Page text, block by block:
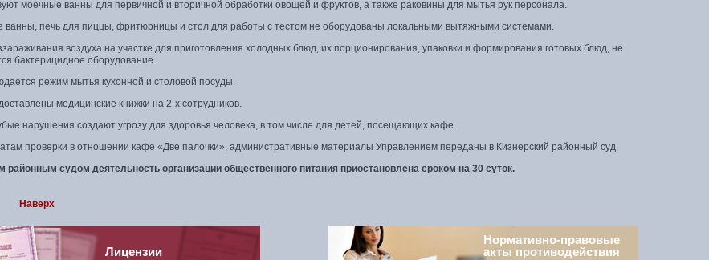
моечные ванны для первичной и вторичной обработки овощей и фруктов, а также раковины для мытья рук персонала.
ванны, печь для пиццы, фритюрницы и стол для работы с тестом не оборудованы локальными вытяжными системами.
воздуха на участке для приготовления холодных блюд, их порционирования, упаковки и формирования готовых блюд, не
бактерицидное оборудование.
режим мытья кухонной и столовой посуды.
медицинские книжки на 2-х сотрудников.
нарушения создают угрозу для здоровья человека, в том числе для детей, посещающих кафе.
проверки в отношении кафе «Две палочки», административные материалы Управлением переданы в Кизнерский районный суд.
районным судом деятельность организации общественного питания приостановлена сроком на 30 суток.
Наверх
Лицензии
Нормативно-правовые
акты противодействия